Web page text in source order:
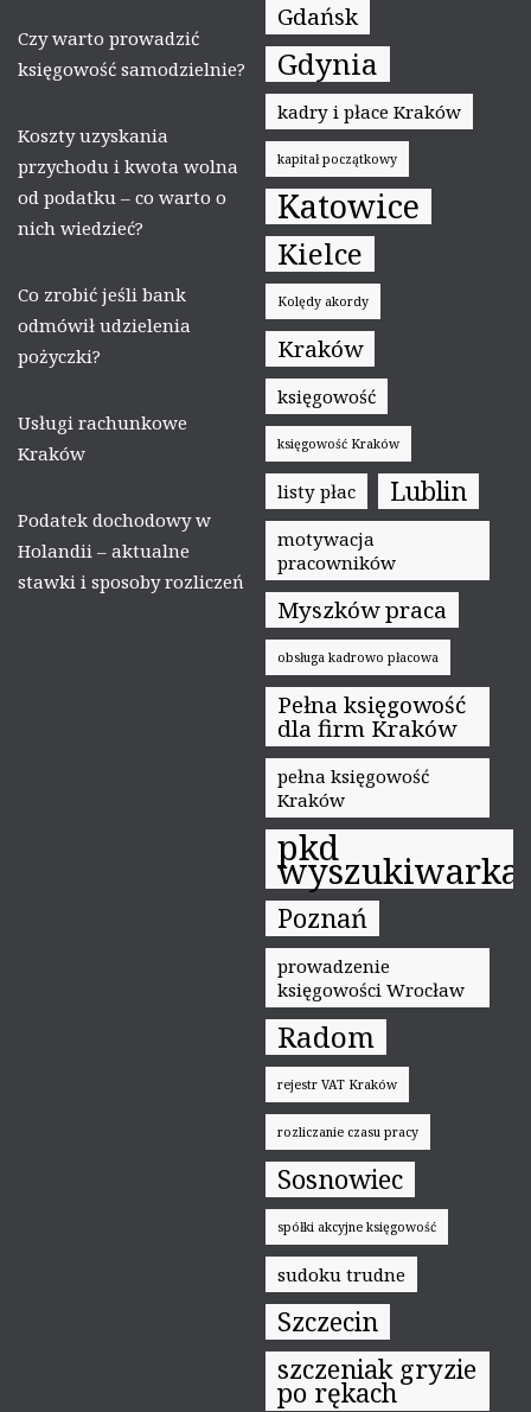
Czy warto prowadzić
księgowość samodzielnie?
Koszty uzyskania
przychodu i kwota wolna
od podatku – co warto o
nich wiedzieć?
Co zrobić jeśli bank
odmówił udzielenia
pożyczki?
Usługi rachunkowe
Kraków
Podatek dochodowy w
Holandii – aktualne
stawki i sposoby rozliczeń
Gdańsk
Gdynia
kadry i płace Kraków
kapitał początkowy
Katowice
Kielce
Kolędy akordy
Kraków
księgowość
księgowość Kraków
listy płac Lublin
motywacja
pracowników
Myszków praca
obsługa kadrowo płacowa
Pełna księgowość
dla firm Kraków
pełna księgowość
Kraków
pkd
wyszukiwarka
Poznań
prowadzenie
księgowości Wrocław
Radom
rejestr VAT Kraków
rozliczanie czasu pracy
Sosnowiec
spółki akcyjne księgowość
sudoku trudne
Szczecin
szczeniak gryzie
po rękach